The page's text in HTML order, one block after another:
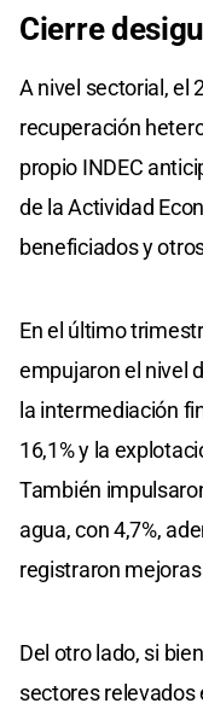
Cierre
A nivel sectorial, el
recuperación
propio INDEC
de la Actividad
beneficiados y
En el último
empujaron el nivel
la intermediación
16,1% y la
También
agua, con 4,7%,
registraron
Del otro lado, si
sectores relevados